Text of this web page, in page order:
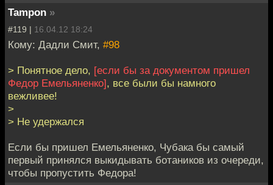
Tampon »
#119 | 16.04.12 18:24
Кому: Дадли Смит, #98
> Понятное дело, [если бы за документом пришел
Федор Емельяненко], все были бы намного
вежливее!
>
> Не удержался
Если бы пришел Емельяненко, Чубака бы самый
первый принялся выкидывать ботаников из очереди,
чтобы пропустить Федора!